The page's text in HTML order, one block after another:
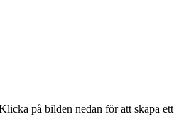
på bilden nedan för att skapa ett